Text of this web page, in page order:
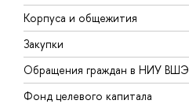
Корпуса и общежития
Закупки
Обращения граждан в НИУ ВШЭ
Фонд целевого капитала